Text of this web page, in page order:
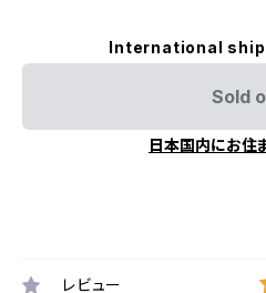
International
Sold
日本国内にお住
レビュー